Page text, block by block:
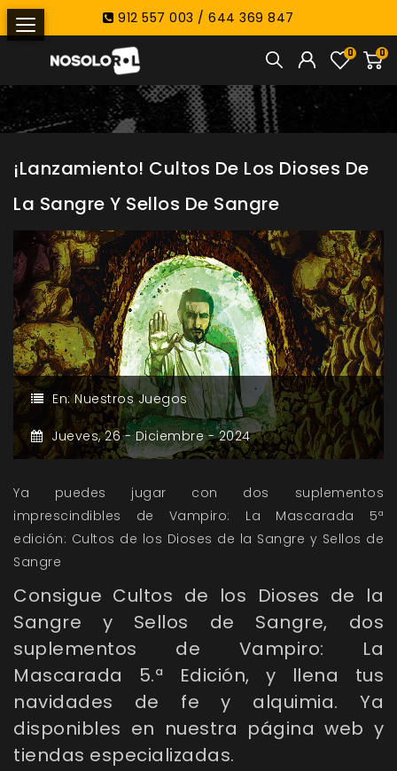
912 557 003 / 644 369 847
0
0
¡Lanzamiento! Cultos De Los Dioses De
La Sangre Y Sellos De Sangre
En:Nuestros Juegos
Jueves,26 -Diciembre -2024
Ya puedes jugar con dos suplementos
imprescindibles de Vampiro: La Mascarada 5ª
edición: Cultos de los Dioses de la Sangre y Sellos de
Sangre
Consigue Cultos de los Dioses de la
Sangre y Sellos de Sangre, dos
suplementos de Vampiro: La
Mascarada 5.ª Edición, y llena tus
navidades de fe y alquimia. Ya
disponibles en nuestra página web y
tiendas especializadas.